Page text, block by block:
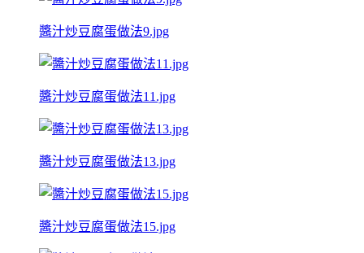
醬汁炒豆腐蛋做法9.jpg
醬汁炒豆腐蛋做法11.jpg
醬汁炒豆腐蛋做法13.jpg
醬汁炒豆腐蛋做法15.jpg